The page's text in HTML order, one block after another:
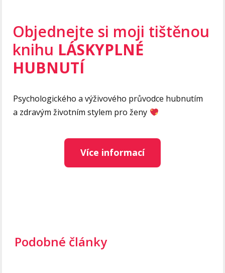
Objednejte si moji tištěnou
knihu LÁSKYPLNÉ
HUBNUTÍ
Psychologického a výživového průvodce hubnutím
a zdravým životním stylem pro ženy
Více informací
Podobné články